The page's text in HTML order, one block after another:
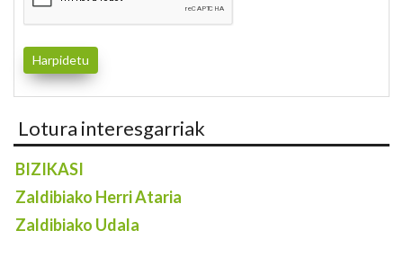
Lotura interesgarriak
BIZIKASI
Zaldibiako Herri Ataria
Zaldibiako Udala